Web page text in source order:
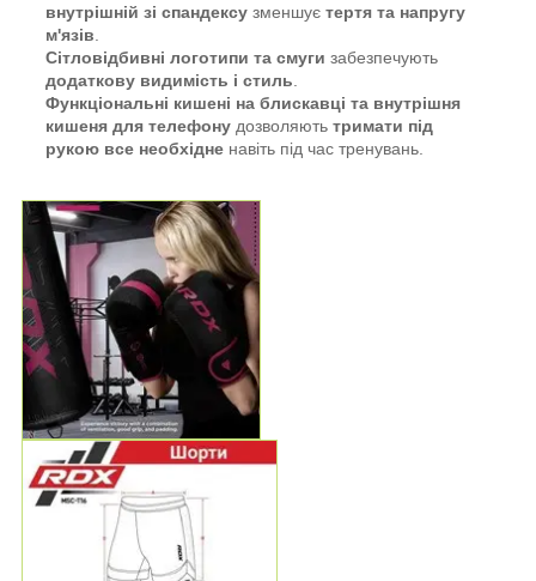
внутрішній зі спандексу зменшує тертя та напругу
м'язів
Сітловідбивні логотипи та смуги забезпечують
додаткову видимість і стиль
Функціональні кишені на блискавці та внутрішня
кишеня для телефону дозволяють тримати під
рукою все необхідне навіть під час тренувань.